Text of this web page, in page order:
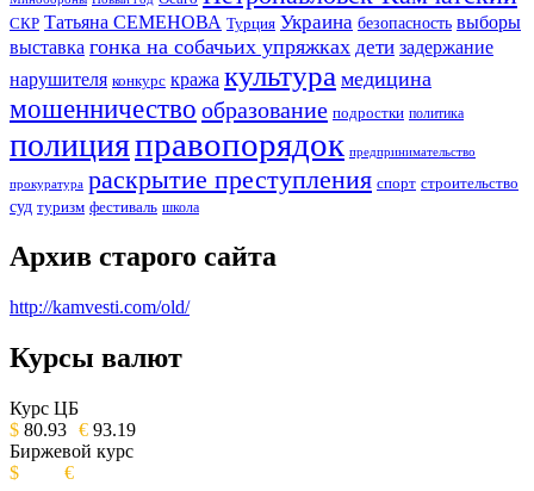
СКР Татьяна СЕМЕНОВА Турция Украина безопасность выборы
выставка гонка на собачьих упряжках дети задержание
нарушителя конкурс кража культура медицина
мошенничество образование подростки политика
полицияправопорядок предпринимательство
прокуратура раскрытие преступления спорт строительство
суд туризм фестиваль школа
Архив старого сайта
http://kamvesti.com/old/
ОБЩЕСТВЕННО-ПОЛИТИЧЕСКОЕ
ИЗДАНИЕ КАМЧАТСКОГО КРАЯ.
Курсы валют
Курс ЦБ
$ 80.93 € 93.19
Биржевой курс
$
€